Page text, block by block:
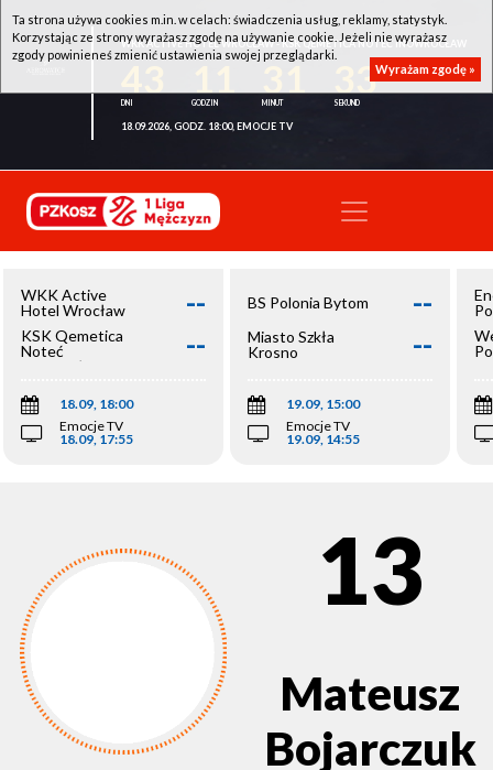
WKK ACTIVE HOTEL WROCŁAW - KSK QEMETICA NOTEĆ INOWROCŁAW
33
18.09.2026, GODZ. 18:00, EMOCJE TV
WKK Active
Hotel Wrocław
--
KSK Qemetica
Noteć
Inowrocław
--
18.09, 18:00
Emocje TV
18.09, 17:55
BS Polonia Bytom --
Miasto Szkła
Krosno
--
19.09, 15:00
Emocje TV
19.09, 14:55
13
Mateusz
Bojarczuk
Ta strona używa cookies m.in. w celach: świadczenia usług, reklamy, statystyk.
Korzystając ze strony wyrażasz zgodę na używanie cookie. Jeżeli nie wyrażasz
zgody powinieneś zmienić ustawienia swojej przeglądarki.
Wyrażam zgodę »